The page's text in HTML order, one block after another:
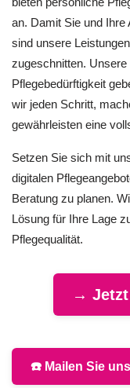
an. Damit Sie und Ihre
sind unsere
zugeschnitten.
Pflegebedürftigkeit
wir jeden Schritt,
gewährleisten eine
Setzen Sie sich mit
digitalen
Beratung zu planen.
Lösung für Ihre Lage
Pflegequalität.
→ Jetzt
☎️ Mailen Sie